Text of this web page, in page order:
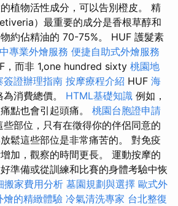
植物活性成分，可以告別橙皮。 精
）最重要的成分是香根草醇和
約佔精油的 70-75%。 HUF 護髮素
專業外燴服務 便捷自助式外燴服務
，而非 1,one hundred sixty 桃園地
簽證辦理指南 按摩療程介紹 HUF 海
為消費總價。 HTML基礎知識 例如，
點也會引起頭痛。 桃園台胞證申請
部位，只有在徵得你的伴侶同意的
鬆這些部位是非常痛苦的。 對免疫
加，觀察的時間更長。 運動按摩的
準備或從訓練和比賽的身體考驗中恢
搬家費用分析 墓園規劃與選擇 歐式外
燴的精緻體驗 冷氣清洗專家 台北整復